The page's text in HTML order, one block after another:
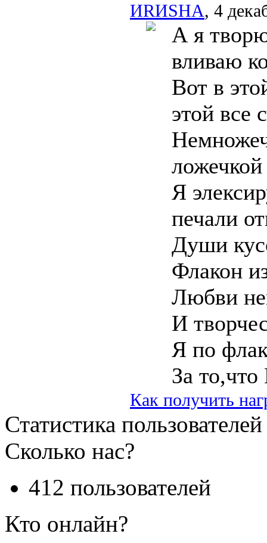
ИRИSHA, 4
А я
вливаю
Вот в
этой все
Я
печали
Души
Флакон
Любви
И
Я по
За
Как получить
Статистика пользователей
Сколько нас?
412 пользователей
Кто онлайн?